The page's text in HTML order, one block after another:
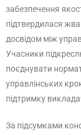
забезпечення
підтвердилася
досвідом між
Учасники
поєднувати
управлінських
підтримку
За підсумками